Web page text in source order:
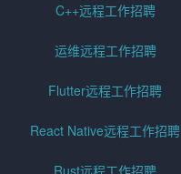
C++远程工作招聘
运维远程工作招聘
Flutter远程工作招聘
React Native远程工作招聘